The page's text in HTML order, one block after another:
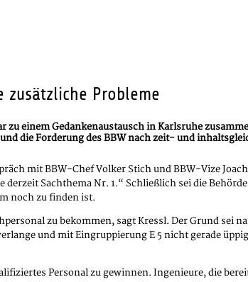
Probleme
einem Gedankenaustausch in Karlsruhe
die Forderung des BBW nach zeit- und
mit BBW-Chef Volker Stich und BBW-Vize
Sachthema Nr. 1.“ Schließlich sei die
noch zu finden ist.
zu bekommen, sagt Kressl. Der Grund sei
und mit Eingruppierung E 5 nicht gerade
Personal zu gewinnen. Ingenieure, die